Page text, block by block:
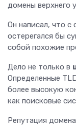
домены верхнего
Он написал, что
остерегался бы
собой похожие
Дело не только в
Определенные
более высокую
как поисковые
Репутация